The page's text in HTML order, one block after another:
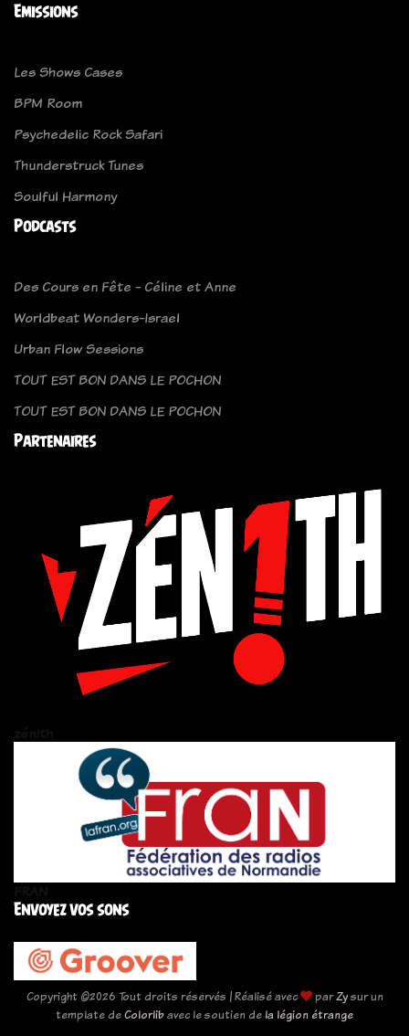
Emissions
Les Shows Cases
BPM Room
Psychedelic Rock Safari
Thunderstruck Tunes
Soulful Harmony
Podcasts
Des Cours en Fête - Céline et Anne
Worldbeat Wonders-Israel
Urban Flow Sessions
TOUT EST BON DANS LE POCHON
TOUT EST BON DANS LE POCHON
Partenaires
Envoyez vos sons
Copyright ©2026 Tout droits réservés | Réalisé avec parZysur un
template deColorlibavec le soutien de la légion étrange